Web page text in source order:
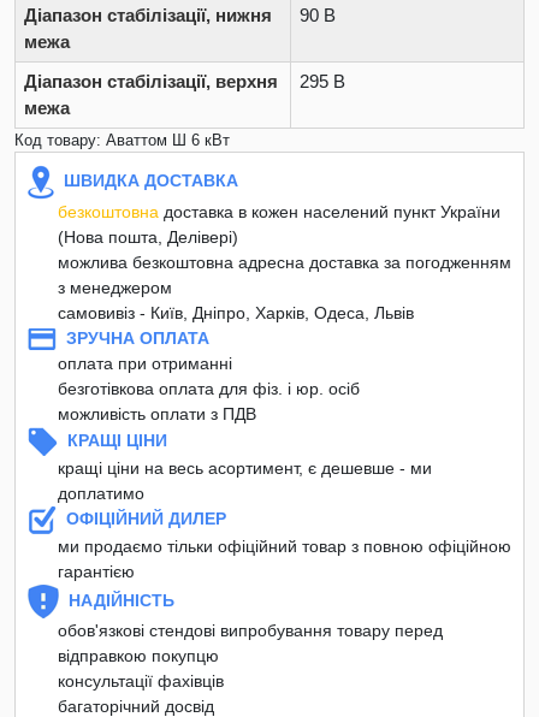
Діапазон стабілізації, нижня
межа
90 В
Діапазон стабілізації, верхня
межа
295 В
Код товару: Аваттом Ш 6 кВт
ШВИДКА ДОСТАВКА
безкоштовна доставка в кожен населений пункт України
(Нова пошта, Делівері)
можлива безкоштовна адресна доставка за погодженням
з менеджером
самовивіз - Київ, Дніпро, Харків, Одеса, Львів
ЗРУЧНА ОПЛАТА
оплата при отриманні
безготівкова оплата для фіз. і юр. осіб
можливість оплати з ПДВ
КРАЩІ ЦІНИ
кращі ціни на весь асортимент, є дешевше - ми
доплатимо
ОФІЦІЙНИЙ ДИЛЕР
ми продаємо тільки офіційний товар з повною офіційною
гарантією
НАДІЙНІСТЬ
обов'язкові стендові випробування товару перед
відправкою покупцю
консультації фахівців
багаторічний досвід